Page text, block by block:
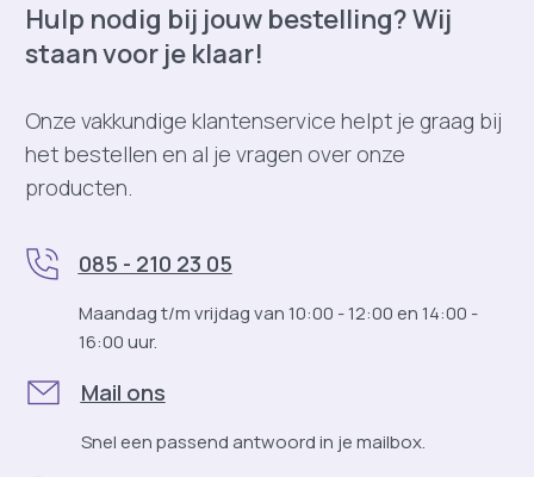
Hulp nodig bij jouw bestelling? Wij
staan voor je klaar!
Onze vakkundige klantenservice helpt je graag bij
het bestellen en al je vragen over onze
producten.
085 - 210 23 05
Maandag t/m vrijdag van 10:00 - 12:00 en 14:00 -
16:00 uur.
Mail ons
Snel een passend antwoord in je mailbox.